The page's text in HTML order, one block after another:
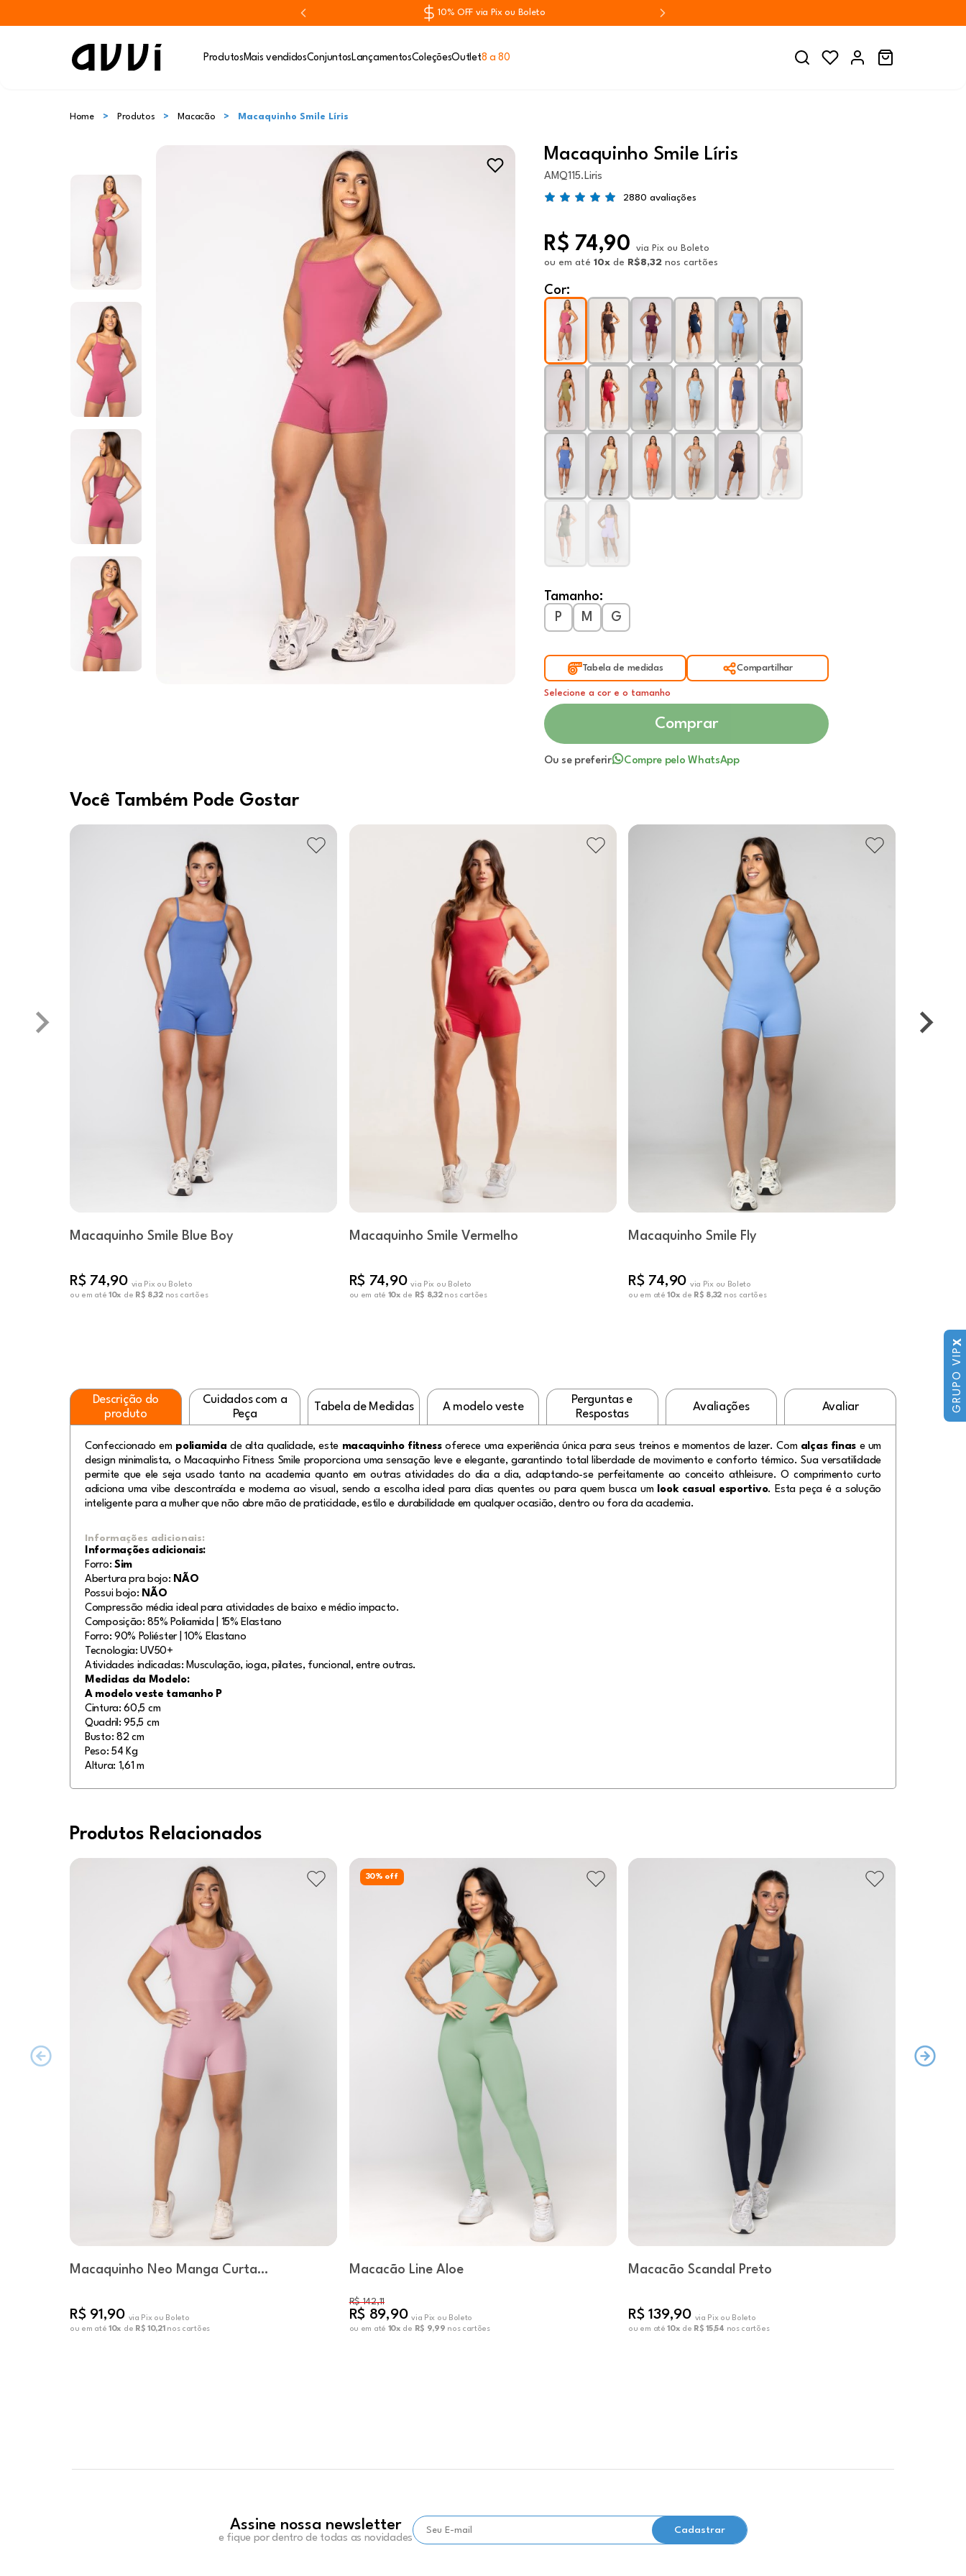
10% OFF via Pix ou Boleto
Produtos Mais vendidosConjuntos LançamentosColeçõesOutlet8 a 80
Home Produtos Macacão Macaquinho Smile Líris
Macaquinho Smile Líris
AMQ115.Liris
2880 avaliações
R$ 74,90 via Pix ou Boleto
ou em até 10x de R$8,32 nos cartões
Cor:
Tamanho:
P
M G
Tabela de medidas Compartilhar
Selecione a cor e o tamanho
Comprar
Ou se preferir Compre pelo WhatsApp
Você Também Pode Gostar
Macaquinho Smile Blue Boy
R$ 74,90 via Pix ou Boleto
ou em até 10x de R$ 8,32nos cartões
Macaquinho Smile Vermelho
R$ 74,90 via Pix ou Boleto
ou em até 10x de R$ 8,32nos cartões
Macaquinho Smile Fly
R$ 74,90 via Pix ou Boleto
ou em até10x de R$ 8,32 nos cartões
Descrição do
produto
Cuidados com a
Peça
Tabela de Medidas A modelo veste
Perguntas e
Respostas
Avaliações Avaliar
Confeccionado em poliamida de alta qualidade, este macaquinho fitnessoferece uma experiência única para seus treinos e momentos de lazer. Com alças finas e um
design minimalista, o Macaquinho Fitness Smile proporciona uma sensação leve e elegante, garantindo total liberdade de movimento e conforto térmico. Sua versatilidade
permite que ele seja usado tanto na academia quanto em outras atividades do dia a dia, adaptando-se perfeitamente ao conceito athleisure. O comprimento curto
adiciona uma vibe descontraída e moderna ao visual, sendo a escolha ideal para dias quentes ou para quem busca um look casual esportivo. Esta peça é a solução
inteligente para a mulher que não abre mão de praticidade, estilo e durabilidade em qualquer ocasião, dentro ou fora da academia.
Informações adicionais:
Informações adicionais:
Forro: Sim
Abertura pra bojo: NÃO
Possui bojo: NÃO
Compressão média ideal para atividades de baixo e médio impacto.
Composição: 85% Poliamida | 15% Elastano
Forro: 90% Poliéster | 10% Elastano
Tecnologia: UV50+
Atividades indicadas: Musculação, ioga, pilates, funcional, entre outras.
Medidas da Modelo:
A modelo veste tamanho P
Cintura: 60,5 cm
Quadril: 95,5 cm
Busto: 82 cm
Peso: 54 Kg
Altura: 1,61 m
Produtos Relacionados
Macaquinho Neo Manga Curta
R$ 91,90 via Pix ou Boleto
ou em até 10x de R$ 10,21 nos cartões
30% off
Macacão Line Aloe
R$ 142,11
R$ 89,90 via Pix ou Boleto
ou em até 10x de R$ 9,99 nos cartões
Macacão Scandal Preto
R$ 139,90 via Pix ou Boleto
ou em até10x de R$ 15,54 nos cartões
Assine nossa newsletter
e fique por dentro de todas as novidades
Cadastrar
GRUPO VIP
X